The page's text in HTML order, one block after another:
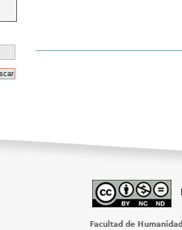
Facultad de